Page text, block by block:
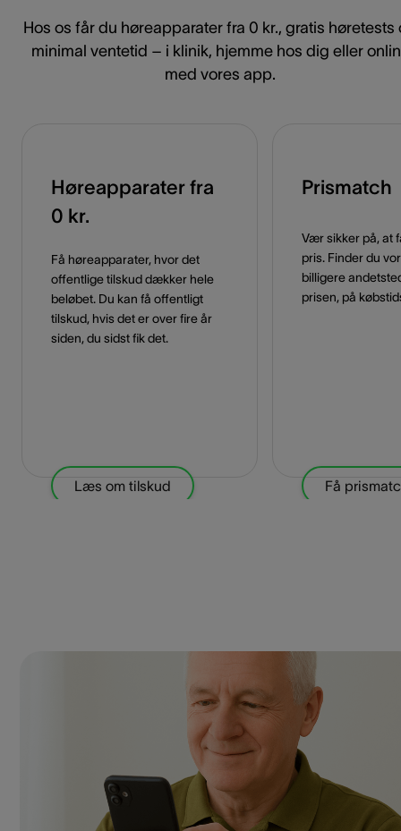
Hos os får du høreapparater fra 0 kr., gratis høretests
minimal ventetid – i klinik, hjemme hos dig eller
med vores app.
Høreapparater fra
0 kr.
Få høreapparater, hvor det
offentlige tilskud dækker hele
beløbet. Du kan få offentligt
tilskud, hvis det er over fire år
siden, du sidst fik det.
Læs om tilskud
Prismatch
Vær sikker på, at
pris. Finder du
billigere
prisen, på
Få